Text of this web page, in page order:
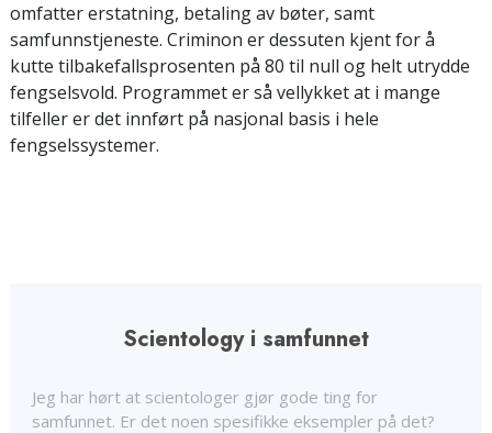
omfatter erstatning, betaling av bøter, samt
samfunnstjeneste. Criminon er dessuten kjent for å
kutte tilbakefallsprosenten på 80 til null og helt utrydde
fengselsvold. Programmet er så vellykket at i mange
tilfeller er det innført på nasjonal basis i hele
fengselssystemer.
Scientology i samfunnet
Jeg har hørt at scientologer gjør gode ting for
samfunnet. Er det noen spesifikke eksempler på det?